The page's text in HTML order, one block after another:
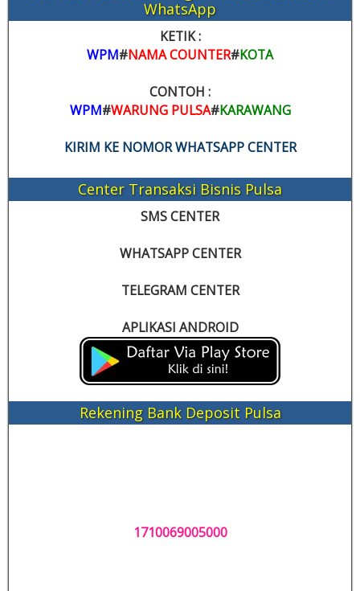
WhatsApp
KETIK :
WPM#NAMA COUNTER#KOTA
CONTOH :
WPM#WARUNG PULSA#KARAWANG
KIRIM KE NOMOR WHATSAPP CENTER
Center Transaksi Bisnis Pulsa
SMS CENTER
WHATSAPP CENTER
TELEGRAM CENTER
APLIKASI ANDROID
Rekening Bank Deposit Pulsa
1710069005000